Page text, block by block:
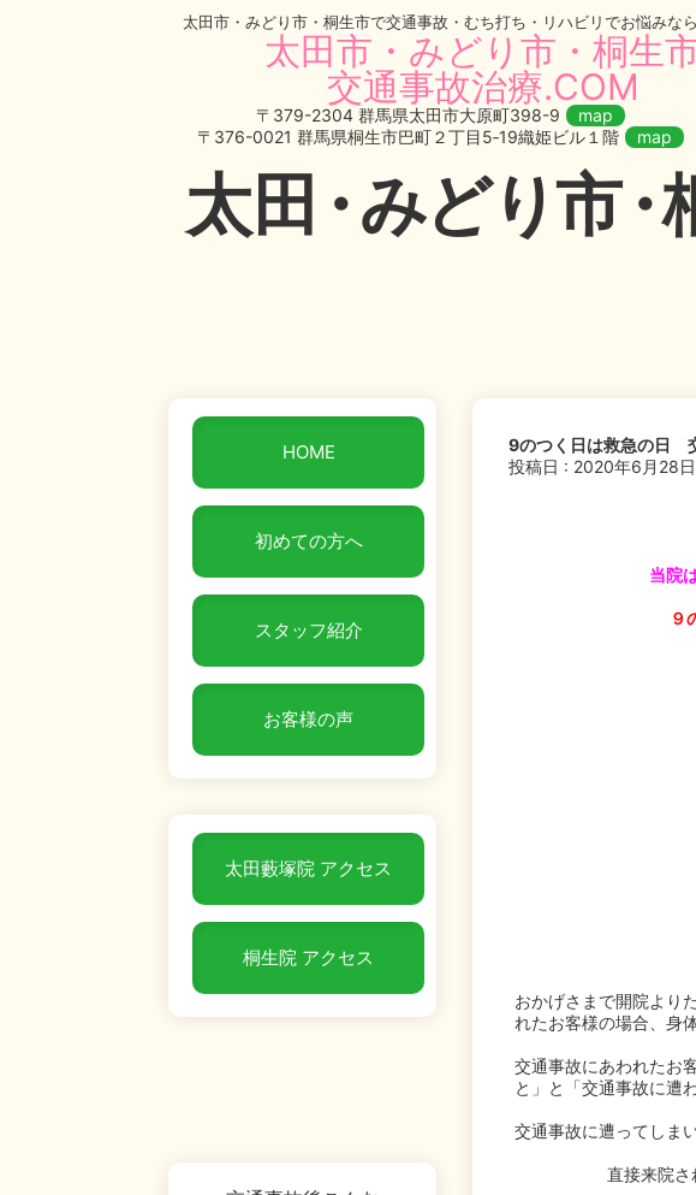
太田市・みどり市・桐生市で交通事故・むち打ち・リハビリでお悩みなら
太田市・みどり市・桐生
交通事故治療.COM
〒379-2304 群馬県太田市大原町398-9
map
〒376-0021 群馬県桐生市巴町２丁目5‐19織姫ビル１階
map
太田・みどり市・
HOME
初めての方へ
スタッフ紹介
お客様の声
太田藪塚院 アクセス
桐生院 アクセス
9のつく日は救急の日
投稿日 : 2020年6月28日
当院
９
おかげさまで開院より
れたお客様の場合、身
交通事故にあわれたお
と」と「交通事故に遭
交通事故に遭ってしま
直接来院さ